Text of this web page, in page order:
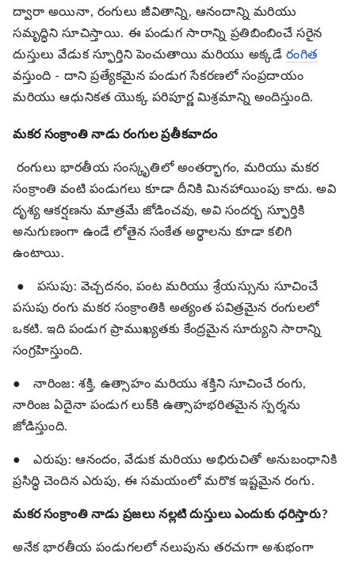
ద్వారా అయినా, రంగులు జీవితాన్ని, ఆనందాన్ని మరియు
సమృద్ధిని సూచిస్తాయి. ఈ పండుగ సారాన్ని ప్రతిబింబించే సరైన
దుస్తులు వేడుక స్ఫూర్తిని పెంచుతాయి మరియు అక్కడే రంగిత
వస్తుంది - దాని ప్రత్యేకమైన పండుగ సేకరణలో సంప్రదాయం
మరియు ఆధునికత యొక్క పరిపూర్ణ మిశ్రమాన్ని అందిస్తుంది.
మకర సంక్రాంతి నాడు రంగుల ప్రతీకవాదం
రంగులు భారతీయ సంస్కృతిలో అంతర్భాగం, మరియు మకర
సంక్రాంతి వంటి పండుగలు కూడా దీనికి మినహాయింపు కాదు. అవి
దృశ్య ఆకర్షణను మాత్రమే జోడించవు, అవి సందర్భ స్ఫూర్తికి
అనుగుణంగా ఉండే లోతైన సంకేత అర్థాలను కూడా కలిగి
ఉంటాయి.
●
పసుపు: వెచ్చదనం, పంట మరియు శ్రేయస్సును సూచించే
పసుపు రంగు మకర సంక్రాంతికి అత్యంత పవిత్రమైన రంగులలో
ఒకటి. ఇది పండుగ ప్రాముఖ్యతకు కేంద్రమైన సూర్యుని సారాన్ని
సంగ్రహిస్తుంది.
●
నారింజ: శక్తి, ఉత్సాహం మరియు శక్తిని సూచించే రంగు,
నారింజ ఏదైనా పండుగ లుక్‌కి ఉత్సాహభరితమైన స్పర్శను
జోడిస్తుంది.
●
ఎరుపు: ఆనందం, వేడుక మరియు అభిరుచితో అనుబంధానికి
ప్రసిద్ధి చెందిన ఎరుపు, ఈ సమయంలో మరొక ఇష్టమైన రంగు.
మకర సంక్రాంతి నాడు ప్రజలు నల్లటి దుస్తులు ఎందుకు ధరిస్తారు?
అనేక భారతీయ పండుగలలో నలుపును తరచుగా అశుభంగా